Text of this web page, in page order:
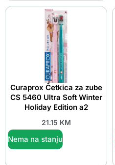
Curaprox Četkica za zube
CS 5460 Ultra Soft Winter
Holiday Edition a2
21.15 KM
Nema na stanju